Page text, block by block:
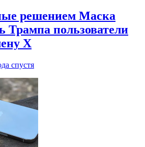
решением Маска
Трампа пользователи
X
спустя